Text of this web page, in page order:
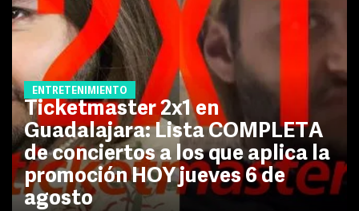
ENTRETENIMIENTO
Ticketmaster 2x1 en
Guadalajara: Lista COMPLETA
de conciertos a los que aplica la
promoción HOY jueves 6 de
agosto